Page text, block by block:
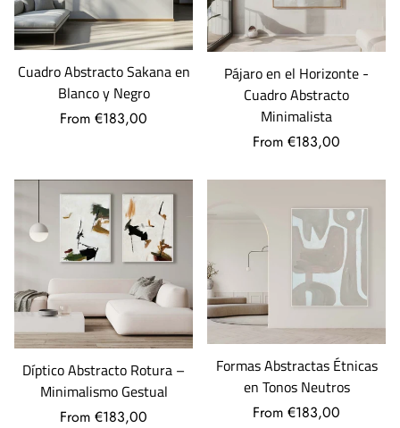
Cuadro Abstracto Sakana en
Blanco y Negro
From €183,00
Pájaro en el Horizonte -
Cuadro Abstracto
Minimalista
From €183,00
Díptico Abstracto Rotura –
Minimalismo Gestual
From €183,00
Formas Abstractas Étnicas
en Tonos Neutros
From €183,00